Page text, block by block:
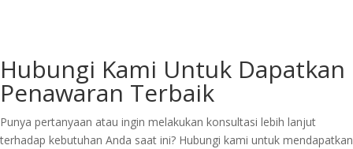
Hubungi Kami Untuk Dapatkan
Penawaran Terbaik
Punya pertanyaan atau ingin melakukan konsultasi lebih lanjut
terhadap kebutuhan Anda saat ini? Hubungi kami untuk mendapatkan